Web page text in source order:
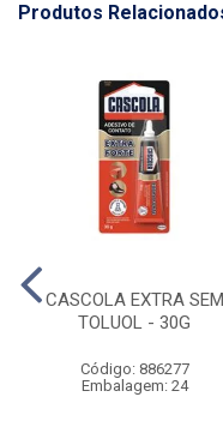
Produtos
CASCOLA EXTRA SEM
TOLUOL - 30G
Código: 886277
Embalagem: 24